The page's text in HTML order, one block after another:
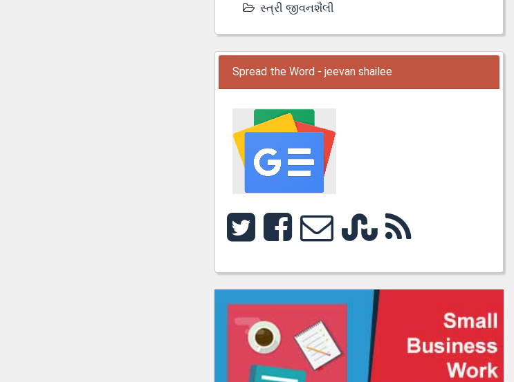
સ્ત્રી જીવનશૈલી
Spread the Word - jeevan shailee